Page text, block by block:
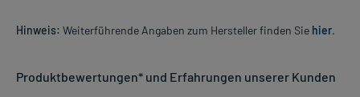
Hinweis: Weiterführende Angaben zum Hersteller finden Sie hier.
Produktbewertungen* und Erfahrungen unserer Kunden